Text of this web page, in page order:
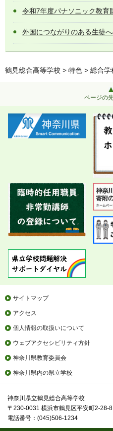
令和7年度パナソニック教育
外国につながりのある生徒
鶴見総合高等学校 > 特色 > 総合学
ページの
サイトマップ
アクセス
個人情報の取扱いについて
ウェブアクセシビリティ方針
神奈川県教育委員会
神奈川県内の県立学校
神奈川県立鶴見総合高等学校
〒230-0031 横浜市鶴見区平安町2-28-8
電話番号：(045)506-1234